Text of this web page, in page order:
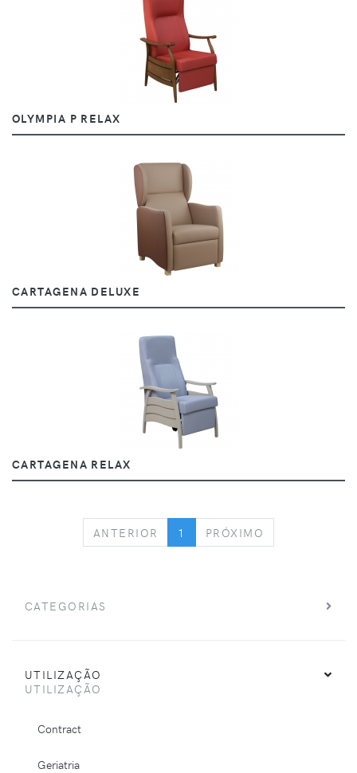
OLYMPIA P RELAX
CARTAGENA DELUXE
CARTAGENA RELAX
ANTERIOR PREVIOUS
1 PRÓXIMO
CATEGORIAS
UTILIZAÇÃO
UTILIZAÇÃO
Contract
Geriatria